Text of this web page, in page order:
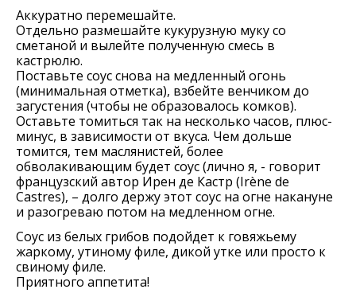
Аккуратно перемешайте.
Отдельно размешайте кукурузную муку со
сметаной и вылейте полученную смесь в
кастрюлю.
Поставьте соус снова на медленный огонь
(минимальная отметка), взбейте венчиком до
загустения (чтобы не образовалось комков).
Оставьте томиться так на несколько часов, плюс-
минус, в зависимости от вкуса. Чем дольше
томится, тем маслянистей, более
обволакивающим будет соус (лично я, - говорит
французский автор Ирен де Кастр (Irène de
Castres), – долго держу этот соус на огне накануне
и разогреваю потом на медленном огне.
Соус из белых грибов подойдет к говяжьему
жаркому, утиному филе, дикой утке или просто к
свиному филе.
Приятного аппетита!